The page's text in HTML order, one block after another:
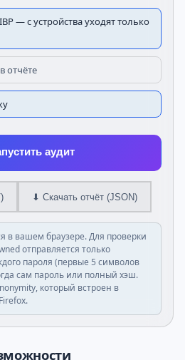
— с устройства уходят только
отчёте
аудит
⬇ Скачать отчёт (JSON)
в вашем браузере. Для проверки
отправляется только
пароля (первые 5 символов
сам пароль или полный хэш.
который встроен в